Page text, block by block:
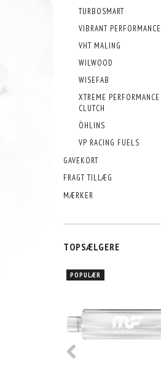
TURBOSMART
VIBRANT PERFORMANCE
VHT MALING
WILWOOD
WISEFAB
XTREME PERFORMANCE
CLUTCH
ÖHLINS
VP RACING FUELS
GAVEKORT
FRAGT TILLÆG
MÆRKER
TOPSÆLGERE
POPULÆR